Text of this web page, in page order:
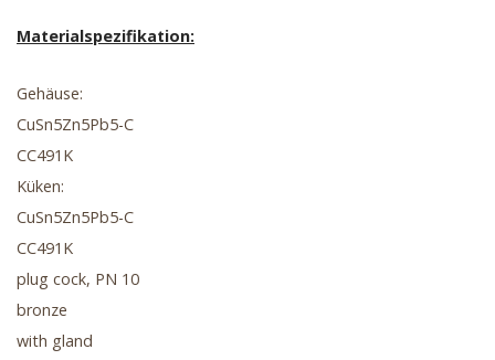
Materialspezifikation:
Gehäuse:
CuSn5Zn5Pb5-C
CC491K
Küken:
CuSn5Zn5Pb5-C
CC491K
plug cock, PN 10
bronze
with gland